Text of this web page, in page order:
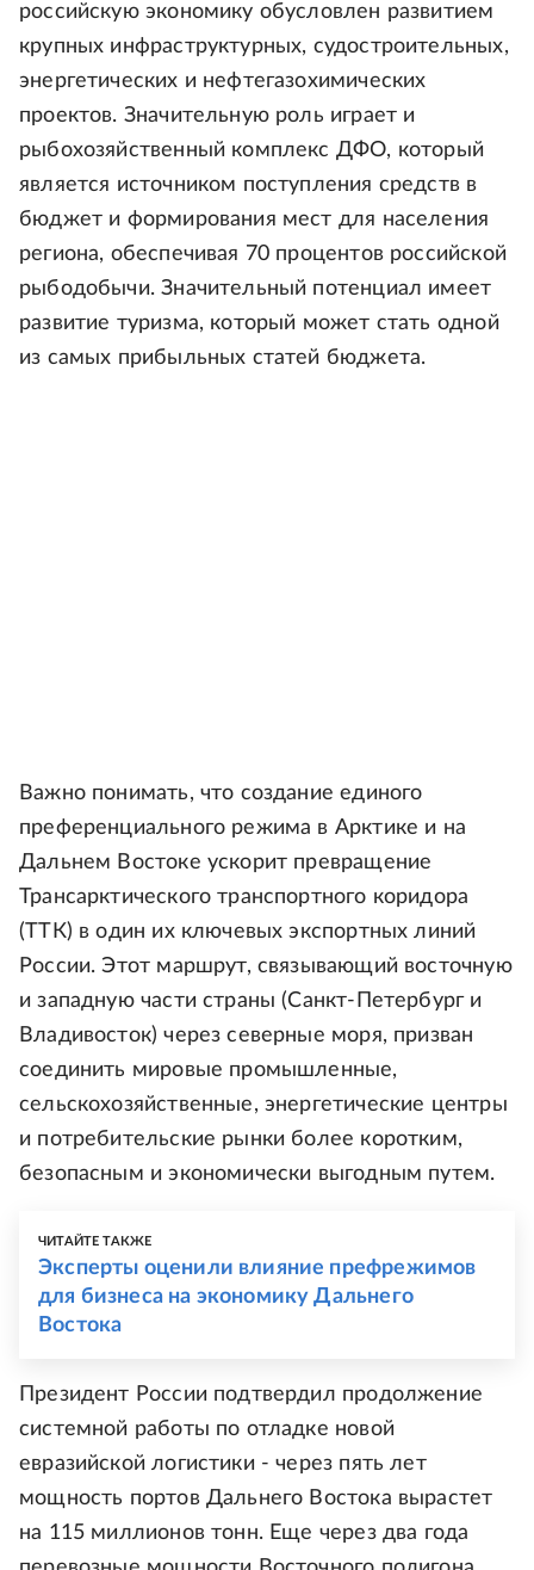
российскую экономику обусловлен развитием
крупных инфраструктурных, судостроительных,
энергетических и нефтегазохимических
проектов. Значительную роль играет и
рыбохозяйственный комплекс ДФО, который
является источником поступления средств в
бюджет и формирования мест для населения
региона, обеспечивая 70 процентов российской
рыбодобычи. Значительный потенциал имеет
развитие туризма, который может стать одной
из самых прибыльных статей бюджета.
Важно понимать, что создание единого
преференциального режима в Арктике и на
Дальнем Востоке ускорит превращение
Трансарктического транспортного коридора
(ТТК) в один их ключевых экспортных линий
России. Этот маршрут, связывающий восточную
и западную части страны (Санкт-Петербург и
Владивосток) через северные моря, призван
соединить мировые промышленные,
сельскохозяйственные, энергетические центры
и потребительские рынки более коротким,
безопасным и экономически выгодным путем.
ЧИТАЙТЕ ТАКЖЕ
Эксперты оценили влияние префрежимов
для бизнеса на экономику Дальнего
Востока
Президент России подтвердил продолжение
системной работы по отладке новой
евразийской логистики - через пять лет
мощность портов Дальнего Востока вырастет
на 115 миллионов тонн. Еще через два года